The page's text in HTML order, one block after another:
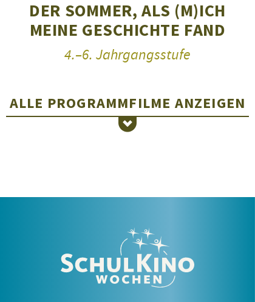
Sie
deren
Teaserbild:
DER SOMMER, ALS (M)ICH
MEINE GESCHICHTE FAND
4.–6. Jahrgangsstufe
MIRA
5.–7. Jahrgangsstufe
ALLE PROGRAMMFILME ANZEIGEN